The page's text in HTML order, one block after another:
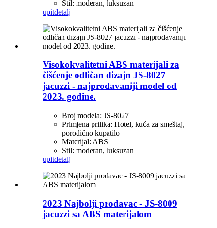
Stil: moderan, luksuzan
upitdetalj
Visokokvalitetni ABS materijali za
čišćenje odličan dizajn JS-8027
jacuzzi - najprodavaniji model od
2023. godine.
Broj modela: JS-8027
Primjena prilika: Hotel, kuća za smeštaj,
porodično kupatilo
Materijal: ABS
Stil: moderan, luksuzan
upitdetalj
2023 Najbolji prodavac - JS-8009
jacuzzi sa ABS materijalom